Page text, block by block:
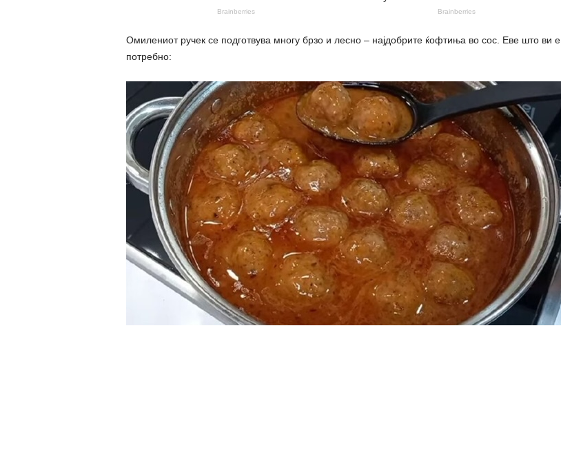
Омилениот ручек се подготвува многу брзо и лесно – најдобрите ќофтиња во сос. Еве што ви е
потребно: